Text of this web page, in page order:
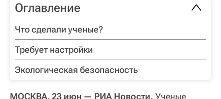
Оглавление
Что сделали ученые?
Требует настройки
Экологическая безопасность
МОСКВА, 23 июн — РИА Новости. Ученые